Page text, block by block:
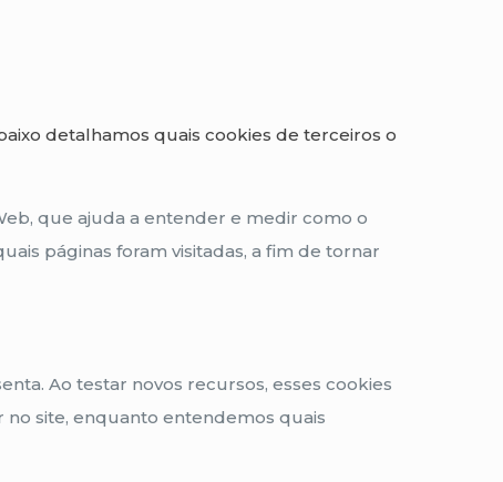
detalhamos quais cookies de terceiros o
que ajuda a entender e medir como o
páginas foram visitadas, a fim de tornar
Ao testar novos recursos, esses cookies
site, enquanto entendemos quais